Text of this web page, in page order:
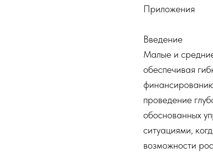
Приложения
Введение
Малые и
обеспечивая
проведение
обоснованных
ситуациями,
возможности